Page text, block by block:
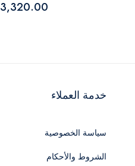
3,320.00
خدمة العملاء
سياسة الخصوصية
الشروط والأحكام